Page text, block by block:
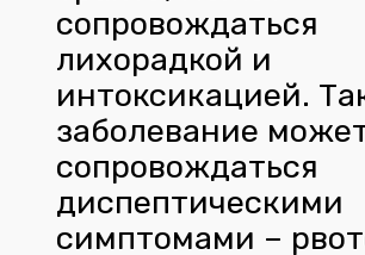
сопровождаться
лихорадкой и
интоксикацией.
заболевание
сопровождаться
диспептическими
симптомами –